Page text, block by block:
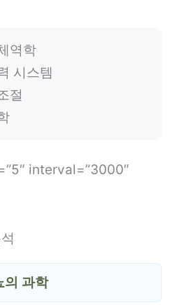
역학
시스템
절
interval=”3000″
의 과학